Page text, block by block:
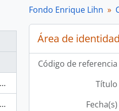
Fondo Enrique Lihn
Área de identidad
Código de referencia
Título
Fecha(s)